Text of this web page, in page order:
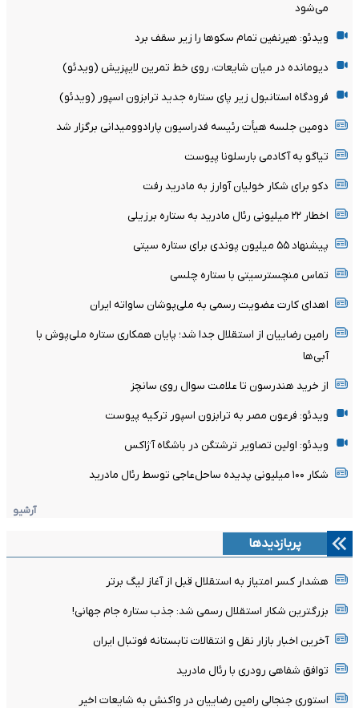
می‌شود
ویدئو: هیرنفین تمام سکوها را زیر سقف برد
دیومانده در میان شایعات، روی خط تمرین لایپزیش (ویدئو)
فرودگاه استانبول زیر پای ستاره جدید ترابزون اسپور (ویدئو)
دومین جلسه هیأت رئیسه فدراسیون پارادوومیدانی برگزار شد
تیاگو به آکادمی بارسلونا پیوست
دکو برای شکار خولیان آوارز به مادرید رفت
اخطار ۲۲ میلیونی رئال مادرید به ستاره برزیلی
پیشنهاد ۵۵ میلیون پوندی برای ستاره سیتی
تماس منچسترسیتی با ستاره چلسی
اهدای کارت عضویت رسمی به ملی‌پوشان ساواته ایران
رامین رضاییان از استقلال جدا شد؛ پایان همکاری ستاره ملی‌پوش با
آبی‌ها
از خرید هندرسون تا علامت سوال روی سانچز
ویدئو: فرعون مصر به ترابزون اسپور ترکیه پیوست
ویدئو: اولین تصاویر ترشتگن در باشگاه آژاکس
شکار ۱۰۰ میلیونی پدیده ساحل‌عاجی توسط رئال مادرید
آرشیو
پربازدیدها
هشدار کسر امتیاز به استقلال قبل از آغاز لیگ برتر
بزرگترین شکار استقلال رسمی شد: جذب ستاره جام جهانی!
آخرین اخبار بازار نقل و انتقالات تابستانه فوتبال ایران
توافق شفاهی رودری با رئال مادرید
استوری جنجالی رامین رضاییان در واکنش به شایعات اخیر